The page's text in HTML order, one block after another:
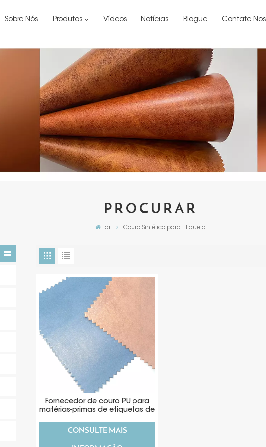
Sobre Nós Produtos Vídeos Notícias Blogue Contate-Nos
PROCURAR
Lar Couro Sintético para Etiqueta
Fornecedor de couro PU para
matérias-primas de etiquetas de
CONSULTE MAIS